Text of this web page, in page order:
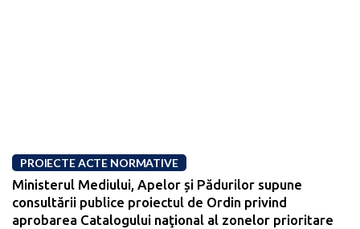
PROIECTE ACTE NORMATIVE
Ministerul Mediului, Apelor și Pădurilor supune
consultării publice proiectul de Ordin privind
aprobarea Catalogului naţional al zonelor prioritare